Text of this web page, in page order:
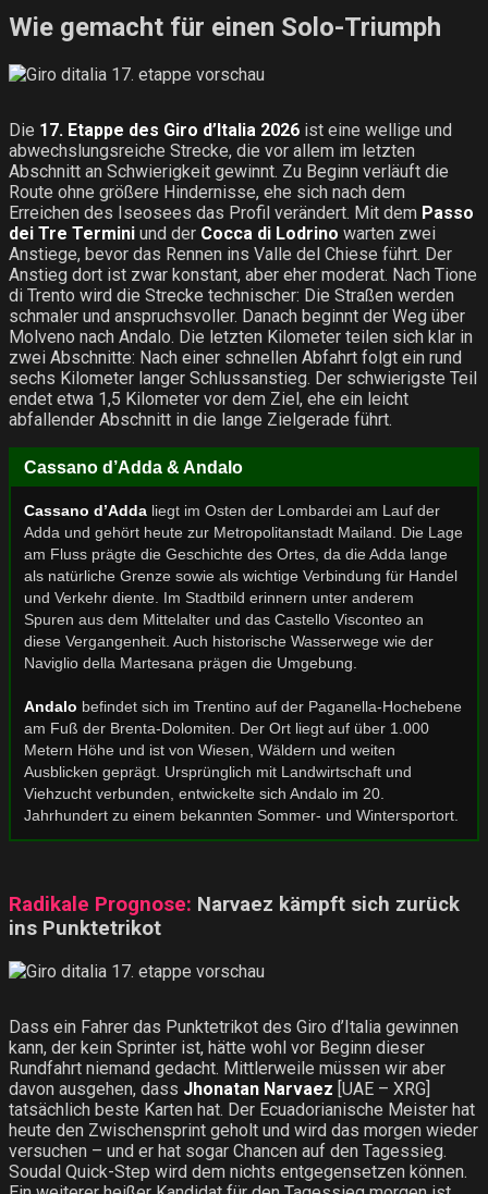
Wie gemacht für einen Solo-Triumph
Die 17. Etappe des Giro d’Italia 2026 ist eine wellige und
abwechslungsreiche Strecke, die vor allem im letzten
Abschnitt an Schwierigkeit gewinnt. Zu Beginn verläuft die
Route ohne größere Hindernisse, ehe sich nach dem
Erreichen des Iseosees das Profil verändert. Mit dem Passo
dei Tre Termini und der Cocca di Lodrino warten zwei
Anstiege, bevor das Rennen ins Valle del Chiese führt. Der
Anstieg dort ist zwar konstant, aber eher moderat. Nach Tione
di Trento wird die Strecke technischer: Die Straßen werden
schmaler und anspruchsvoller. Danach beginnt der Weg über
Molveno nach Andalo. Die letzten Kilometer teilen sich klar in
zwei Abschnitte: Nach einer schnellen Abfahrt folgt ein rund
sechs Kilometer langer Schlussanstieg. Der schwierigste Teil
endet etwa 1,5 Kilometer vor dem Ziel, ehe ein leicht
abfallender Abschnitt in die lange Zielgerade führt.
Cassano d’Adda & Andalo
Cassano d’Adda liegt im Osten der Lombardei am Lauf der
Adda und gehört heute zur Metropolitanstadt Mailand. Die Lage
am Fluss prägte die Geschichte des Ortes, da die Adda lange
als natürliche Grenze sowie als wichtige Verbindung für Handel
und Verkehr diente. Im Stadtbild erinnern unter anderem
Spuren aus dem Mittelalter und das Castello Visconteo an
diese Vergangenheit. Auch historische Wasserwege wie der
Naviglio della Martesana prägen die Umgebung.
Andalo befindet sich im Trentino auf der Paganella-Hochebene
am Fuß der Brenta-Dolomiten. Der Ort liegt auf über 1.000
Metern Höhe und ist von Wiesen, Wäldern und weiten
Ausblicken geprägt. Ursprünglich mit Landwirtschaft und
Viehzucht verbunden, entwickelte sich Andalo im 20.
Jahrhundert zu einem bekannten Sommer- und Wintersportort.
Radikale Prognose: Narvaez kämpft sich zurück
ins Punktetrikot
Dass ein Fahrer das Punktetrikot des Giro d’Italia gewinnen
kann, der kein Sprinter ist, hätte wohl vor Beginn dieser
Rundfahrt niemand gedacht. Mittlerweile müssen wir aber
davon ausgehen, dass Jhonatan Narvaez [UAE – XRG]
tatsächlich beste Karten hat. Der Ecuadorianische Meister hat
heute den Zwischensprint geholt und wird das morgen wieder
versuchen – und er hat sogar Chancen auf den Tagessieg.
Soudal Quick-Step wird dem nichts entgegensetzen können.